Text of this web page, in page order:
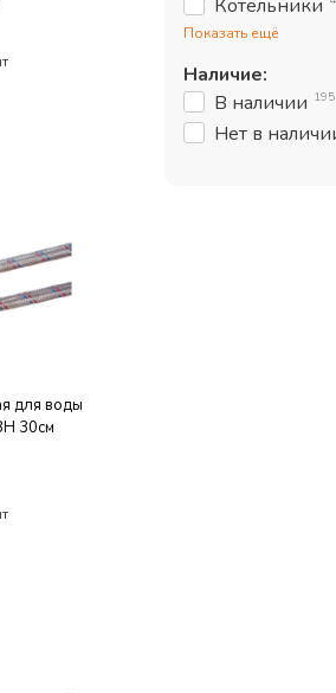
для воды
30см
Котельники
Показать ещё
Наличие:
В наличии 195
Нет в